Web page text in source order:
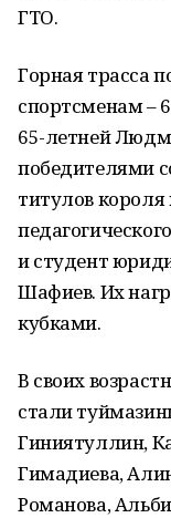
ГТО.
Горная трасса
спортсменам –
65-летней
победителями
титулов короля
и студент
Шафиев. Их
кубками.
В своих
стали
Гиниятуллин,
Гимадиева,
Романова,